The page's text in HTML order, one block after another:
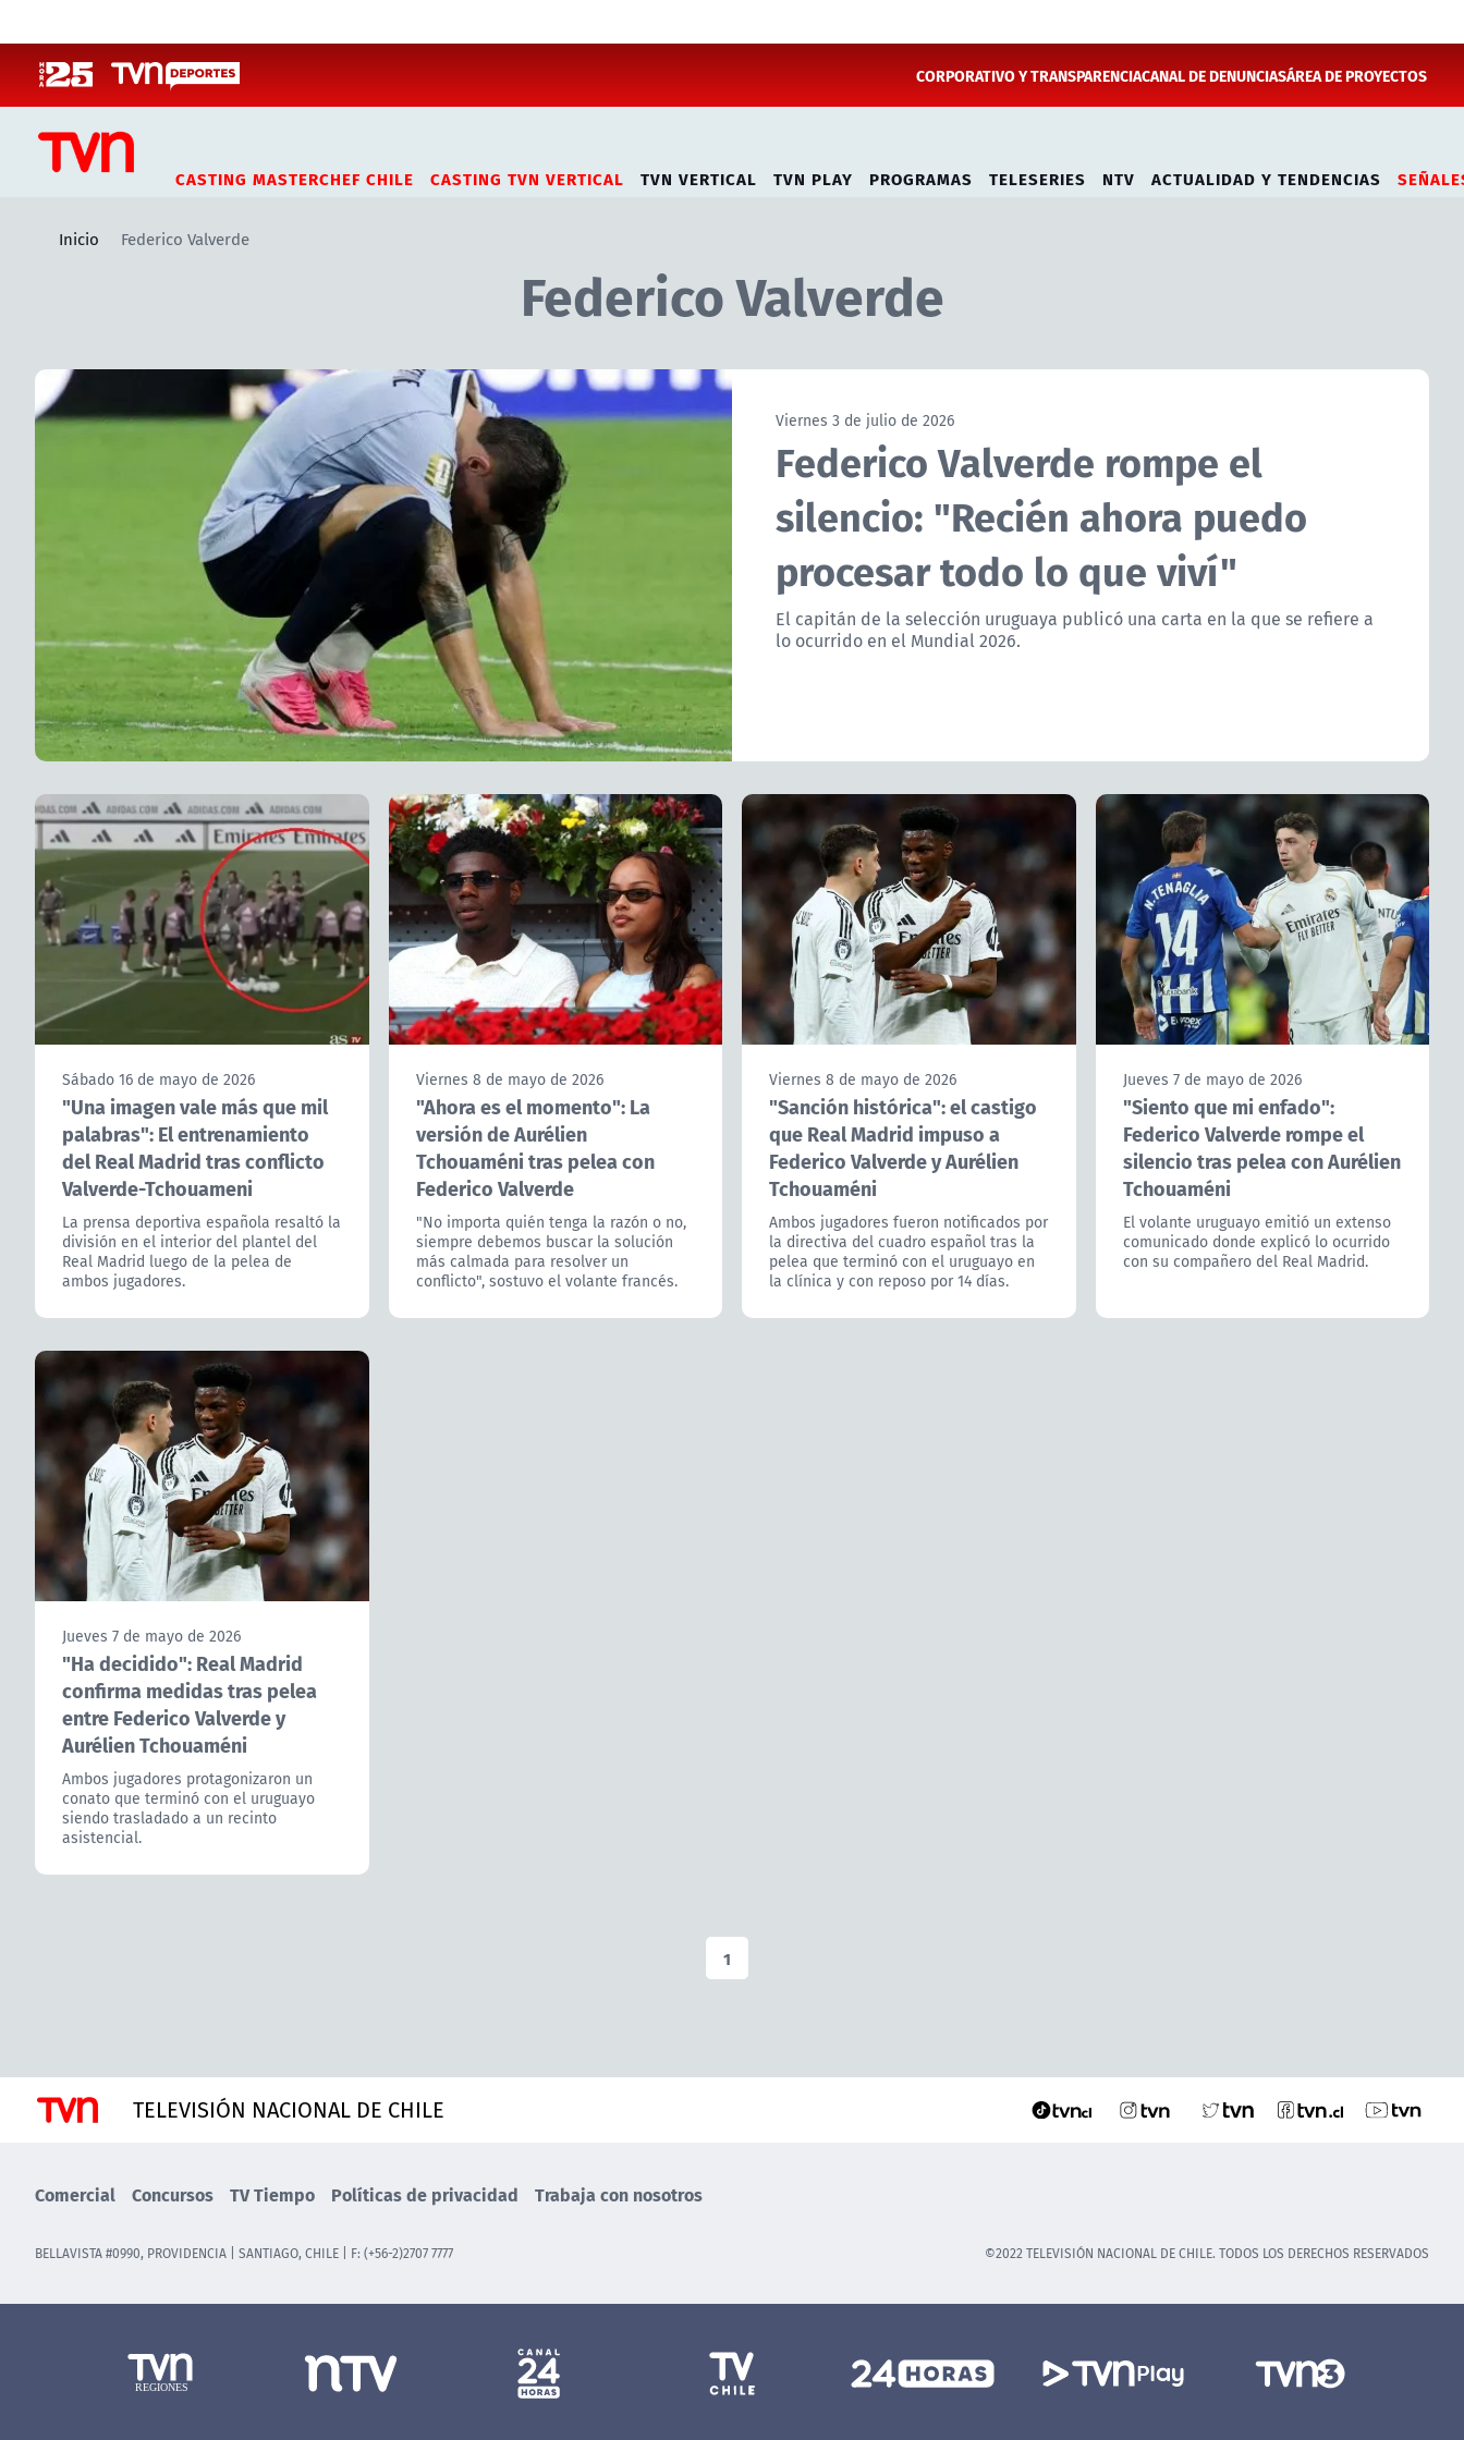
CORPORATIVO Y TRANSPARENCIACANAL DE DENUNCIASÁREA DE PROYECTOS
CASTING MASTERCHEF CHILE CASTING TVN VERTICAL TVN VERTICAL TVN PLAY PROGRAMAS TELESERIES NTV ACTUALIDAD Y TENDENCIAS
Inicio Federico Valverde
Federico Valverde
Artículos relacionados con Federico Valverde
Viernes 3 de julio de 2026
Federico Valverde rompe el
silencio: "Recién ahora puedo
procesar todo lo que viví"
El capitán de la selección uruguaya publicó una carta en la que se refiere a
lo ocurrido en el Mundial 2026.
Sábado 16 de mayo de 2026
"Una imagen vale más que mil
palabras": El entrenamiento
del Real Madrid tras conflicto
Valverde-Tchouameni
La prensa deportiva española resaltó la
división en el interior del plantel del
Real Madrid luego de la pelea de
ambos jugadores.
Viernes 8 de mayo de 2026
"Ahora es el momento": La
versión de Aurélien
Tchouaméni tras pelea con
Federico Valverde
"No importa quién tenga la razón o no,
siempre debemos buscar la solución
más calmada para resolver un
conflicto", sostuvo el volante francés.
Viernes 8 de mayo de 2026
"Sanción histórica": el castigo
que Real Madrid impuso a
Federico Valverde y Aurélien
Tchouaméni
Ambos jugadores fueron notificados por
la directiva del cuadro español tras la
pelea que terminó con el uruguayo en
la clínica y con reposo por 14 días.
Jueves 7 de mayo de 2026
"Siento que mi enfado":
Federico Valverde rompe el
silencio tras pelea con Aurélien
Tchouaméni
El volante uruguayo emitió un extenso
comunicado donde explicó lo ocurrido
con su compañero del Real Madrid.
Jueves 7 de mayo de 2026
"Ha decidido": Real Madrid
confirma medidas tras pelea
entre Federico Valverde y
Aurélien Tchouaméni
Ambos jugadores protagonizaron un
conato que terminó con el uruguayo
siendo trasladado a un recinto
asistencial.
1
TELEVISIÓN NACIONAL DE CHILE
Comercial Concursos TV Tiempo Políticas de privacidad Trabaja con nosotros
BELLAVISTA #0990, PROVIDENCIA | SANTIAGO, CHILE | F: (+56-2)2707 7777 ©2022 TELEVISIÓN NACIONAL DE CHILE. TODOS LOS DERECHOS RESERVADOS